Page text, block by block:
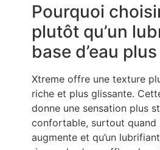
Pourquoi
plutôt qu’un
base d’eau
Xtreme offre une texture
riche et plus glissante.
donne une sensation plus
confortable, surtout quand
augmente et qu’un